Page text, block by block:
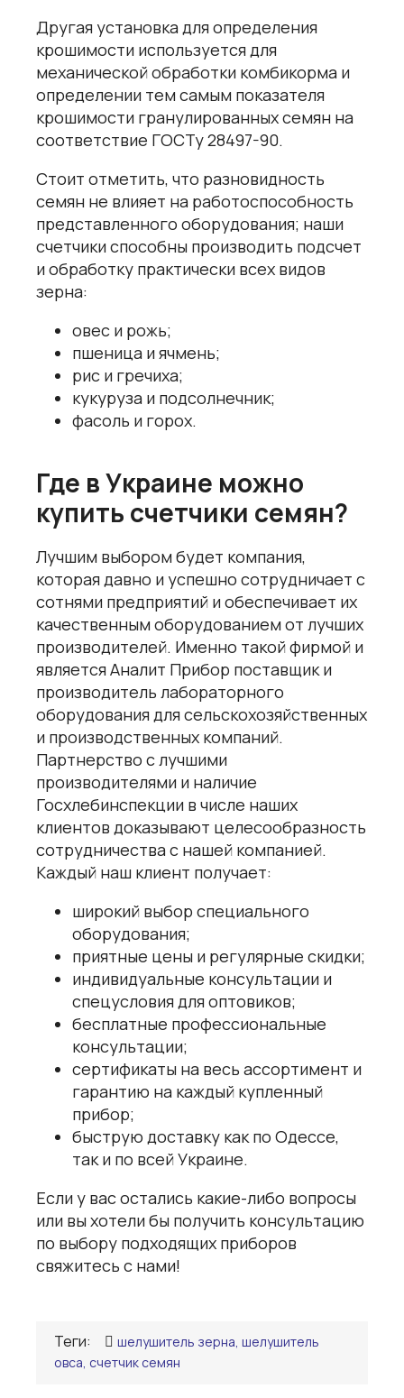
Другая установка для определения
крошимости используется для
механической обработки комбикорма и
определении тем самым показателя
крошимости гранулированных семян на
соответствие ГОСТу 28497-90.
Стоит отметить, что разновидность
семян не влияет на работоспособность
представленного оборудования; наши
счетчикиспособны производить подсчет
и обработку практически всех видов
зерна:
овес и рожь;
пшеница и ячмень;
рис и гречиха;
кукуруза и подсолнечник;
фасоль и горох.
Где в Украине можно
купить счетчики семян?
Лучшим выбором будет компания,
которая давно и успешно сотрудничает с
сотнями предприятий и обеспечивает их
качественным оборудованием от лучших
производителей. Именно такой фирмой и
является Аналит Прибор поставщик и
производитель лабораторного
оборудования для сельскохозяйственных
и производственных компаний.
Партнерство с лучшими
производителями и наличие
Госхлебинспекции в числе наших
клиентов доказывают целесообразность
сотрудничества с нашей компанией.
Каждый наш клиент получает:
широкий выбор специального
оборудования;
приятные цены и регулярные скидки;
индивидуальные консультации и
спецусловия для оптовиков;
бесплатные профессиональные
консультации;
сертификаты на весь ассортимент и
гарантию на каждый купленный
прибор;
быструю доставку как по Одессе,
так и по всей Украине.
Если у вас остались какие-либо вопросы
или вы хотели бы получить консультацию
по выбору подходящих приборов
свяжитесь с нами!
Теги:
шелушитель зерна, шелушитель
овса, счетчик семян